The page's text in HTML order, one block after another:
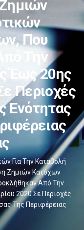
Που
Την
Έως 20ης
Περιοχές
Ενότητας
Για Την Καταβολή
Ζημιών Κατόχων
Από Την
2020 Σε Περιοχές
Της Περιφέρειας